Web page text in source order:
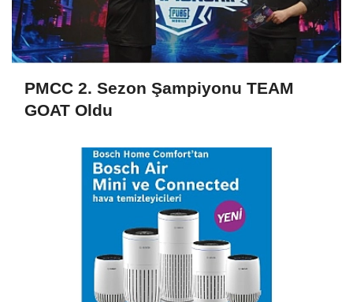
PMCC 2. Sezon Şampiyonu TEAM
GOAT Oldu